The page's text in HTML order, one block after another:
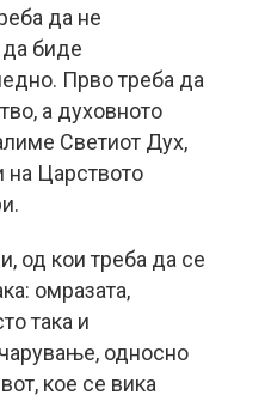
да не
да биде
Прво треба да
а духовното
Светиот Дух,
Царството
од кои треба да се
омразата,
така и
односно
кое се вика